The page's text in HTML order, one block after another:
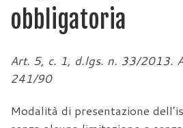
obbligatoria
Art. 5, c. 1, d.lgs. n. 33/2013.
241/90
Modalità di presentazione